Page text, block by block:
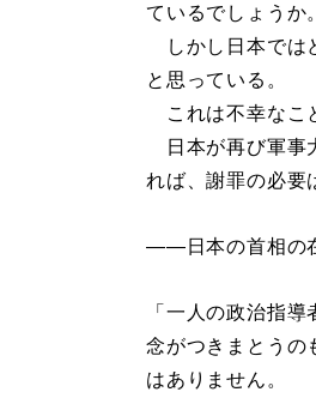
ているでしょうか。
しかし日本では
と思っている。
これは不幸なこ
日本が再び軍事
れば、謝罪の必要
――日本の首相の
「一人の政治指
念がつきまとうの
はありません。